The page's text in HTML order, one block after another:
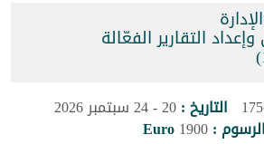
التقارير الفعّالة
التاريخ :20 - 24 سبتمبر 2026
الرسوم :1900
Euro